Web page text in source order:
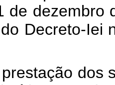
de dezembro
Decreto-Iei
prestação dos